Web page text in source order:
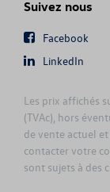
Suivez nous
Facebook
LinkedIn
Les prix affichés
(TVAc), hors
de vente actuel
contacter votre
sont sujets à des